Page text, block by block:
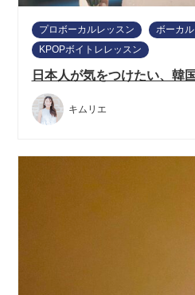
プロボーカルレッスン
ボーカ
KPOPボイトレレッスン
日本人が気をつけたい、韓
キムリエ